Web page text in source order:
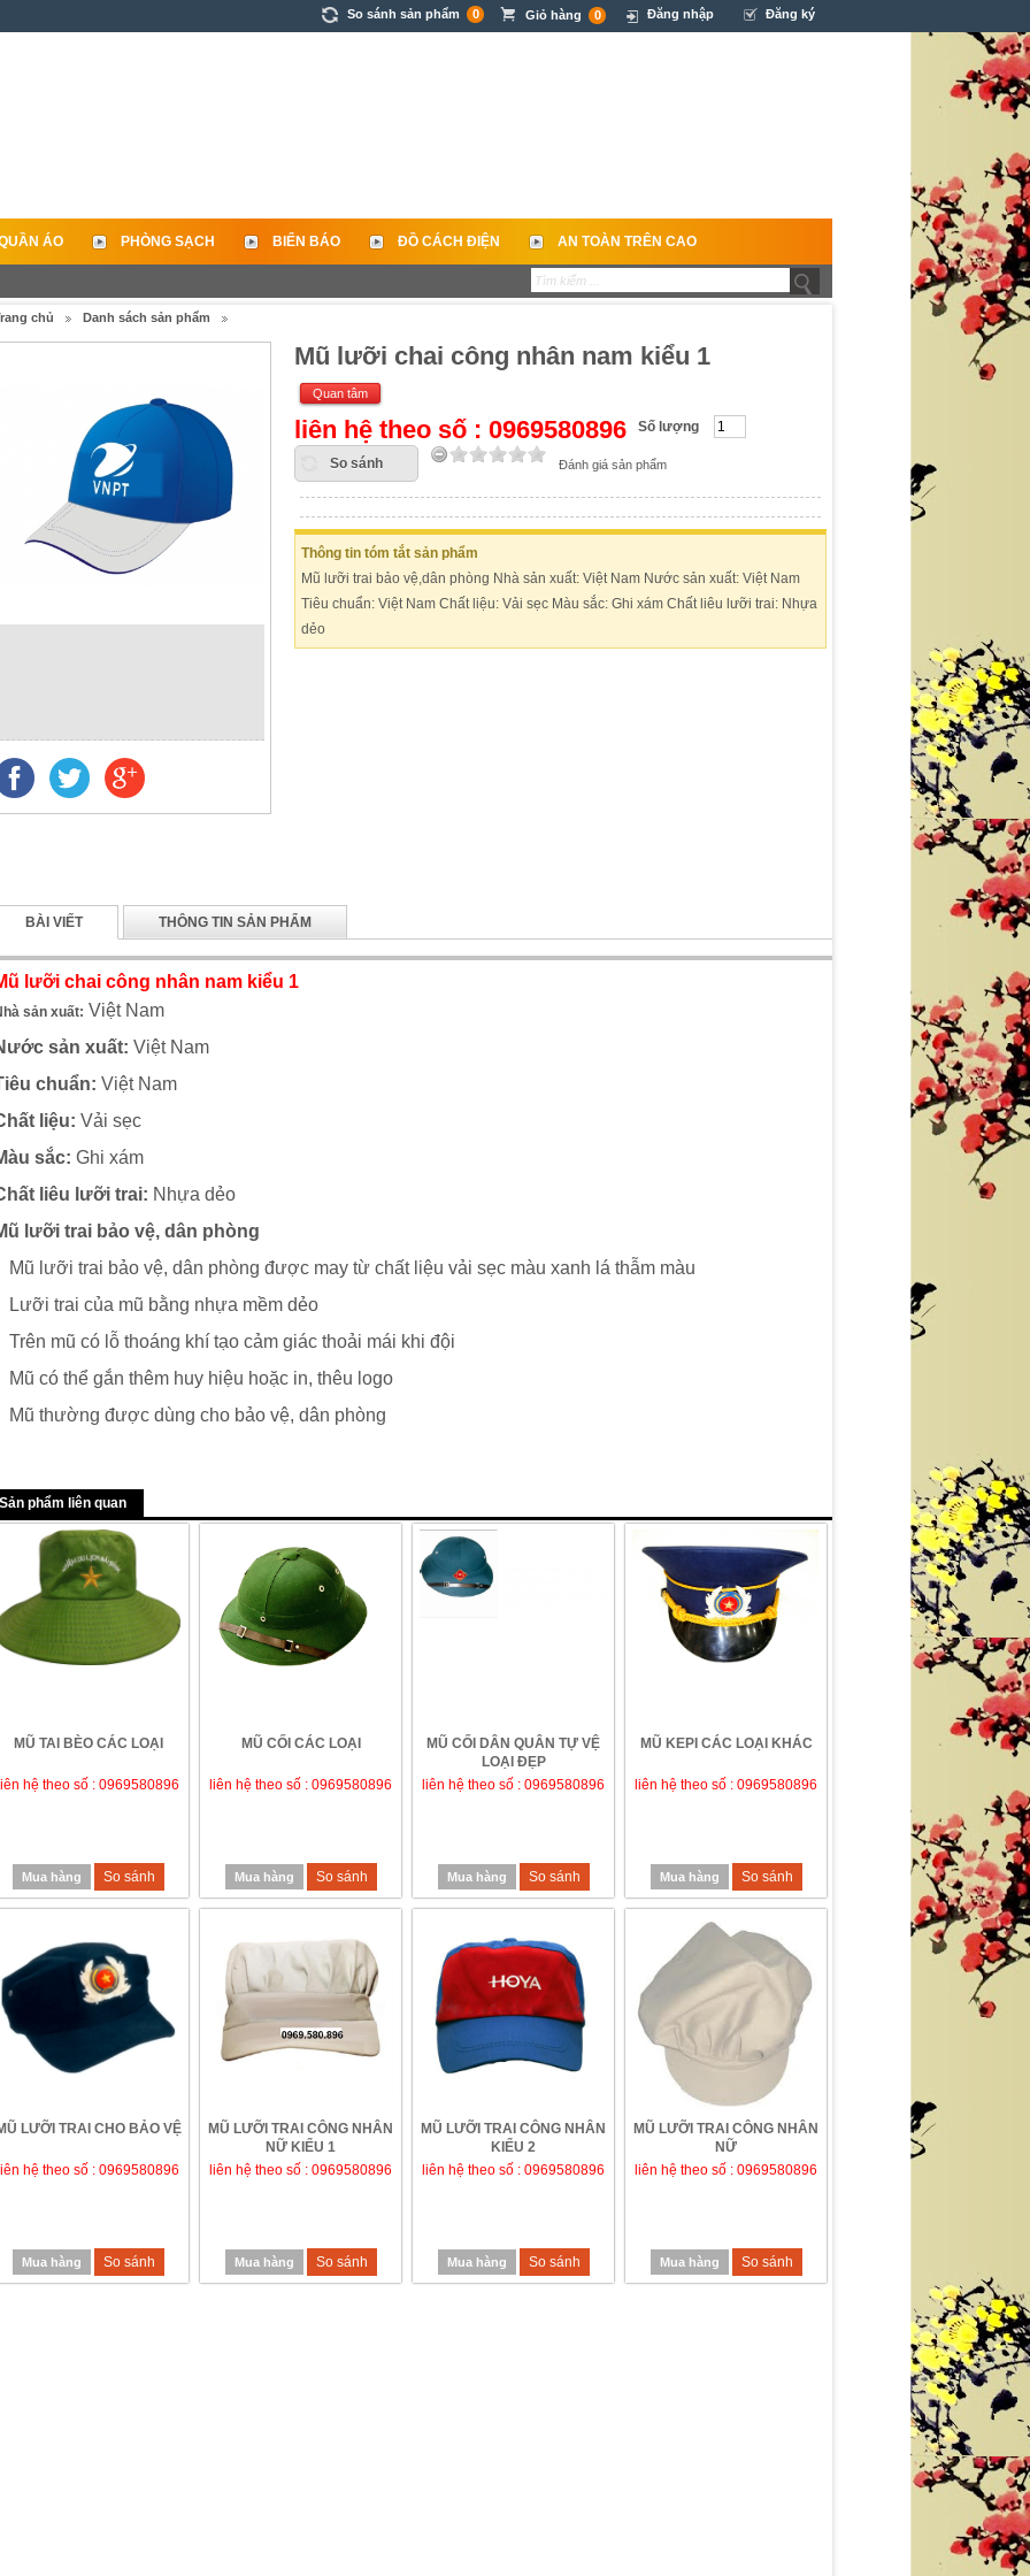
So sánh sản phẩm 0 Giỏ hàng 0 Đăng nhập Đăng ký
ÁO PHÒNG SẠCH BIỂN BÁO ĐỒ CÁCH ĐIỆN AN TOÀN TRÊN CAO
chủ Danh sách sản phẩm
Mũ lưỡi chai công nhân nam kiểu 1
Quan tâm
liên hệ theo số : 0969580896 Số lượng
So sánh Đánh giá sản phẩm
Thông tin tóm tắt sản phẩm
Mũ lưỡi trai bảo vệ,dân phòng Nhà sản xuất: Việt Nam Nước sản xuất: Việt Nam
Tiêu chuẩn: Việt Nam Chất liệu: Vải sẹc Màu sắc: Ghi xám Chất liêu lưỡi trai: Nhựa
dẻo
BÀI VIẾT THÔNG TIN SẢN PHẨM
lưỡi chai công nhân nam kiểu 1
sản xuất: Việt Nam
sản xuất: Việt Nam
chuẩn: Việt Nam
liệu: Vải sẹc
sắc: Ghi xám
liêu lưỡi trai: Nhựa dẻo
lưỡi trai bảo vệ, dân phòng
Mũ lưỡi trai bảo vệ, dân phòng được may từ chất liệu vải sẹc màu xanh lá thẫm màu
Lưỡi trai của mũ bằng nhựa mềm dẻo
Trên mũ có lỗ thoáng khí tạo cảm giác thoải mái khi đội
Mũ có thể gắn thêm huy hiệu hoặc in, thêu logo
Mũ thường được dùng cho bảo vệ, dân phòng
Sản phẩm liên quan
MŨ TAI BÈO CÁC LOẠI
liên hệ theo số : 0969580896
Mua hàng So sánh
MŨ CỐI CÁC LOẠI
liên hệ theo số : 0969580896
Mua hàng So sánh
MŨ CỐI DÂN QUÂN TỰ VỆ
LOẠI ĐẸP
liên hệ theo số : 0969580896
Mua hàng So sánh
MŨ KEPI CÁC LOẠI KHÁC
liên hệ theo số : 0969580896
Mua hàng So sánh
LƯỠI TRAI CHO BẢO VỆ
liên hệ theo số : 0969580896
Mua hàng So sánh
MŨ LƯỠI TRAI CÔNG NHÂN
NỮ KIỂU 1
liên hệ theo số : 0969580896
Mua hàng So sánh
MŨ LƯỠI TRAI CÔNG NHÂN
KIỂU 2
liên hệ theo số : 0969580896
Mua hàng So sánh
MŨ LƯỠI TRAI CÔNG NHÂN
NỮ
liên hệ theo số : 0969580896
Mua hàng So sánh
TAY CHỐNG AXIT MÀU ĐEN DÀI
CM - XUẤT XỨ TRUNG QUỐC
Mua hàng So sánh
GĂNG TAY CÁCH ĐIỆN 35 KV XUẤT XỨ
Mua hàng So sánh
BIỂN BÁO GIAO THÔNG 301 A
liên hệ theo số : 0969580896
Mua hàng
QUẦN ÁO PHÒNG SẠCH RỜI
MÀU XANH
liên hệ theo số : 0969580896
So sánh